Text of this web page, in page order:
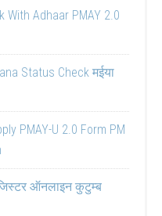
With Adhaar PMAY 2.0
Status Check मईया
PMAY-U 2.0 Form PM
ऑनलाइन कुटुम्ब